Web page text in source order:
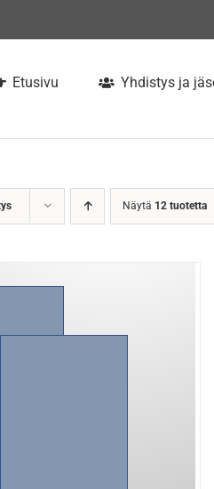
Etusivu Yhdistys ja
Näytä 12 tuotetta